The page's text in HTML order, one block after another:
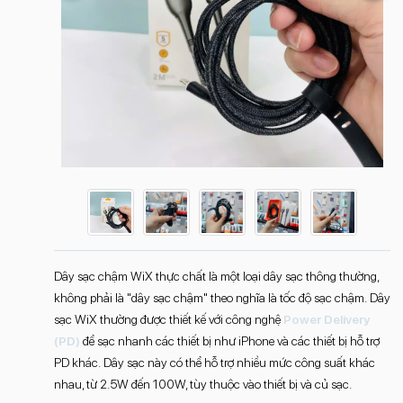
Dây sạc chậm WiX thực chất là một loại dây sạc thông thường,
không phải là "dây sạc chậm" theo nghĩa là tốc độ sạc chậm. Dây
sạc WiX thường được thiết kế với công nghệ Power Delivery
(PD) để sạc nhanh các thiết bị như iPhone và các thiết bị hỗ trợ
PD khác. Dây sạc này có thể hỗ trợ nhiều mức công suất khác
nhau, từ 2.5W đến 100W, tùy thuộc vào thiết bị và củ sạc.